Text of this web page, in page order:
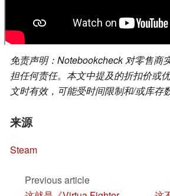
免责声明：Notebookcheck 对零售商
担任何责任。本文中提及的折扣价或
文时有效，可能受时间限制和/或库存
来源
Steam
Previous article